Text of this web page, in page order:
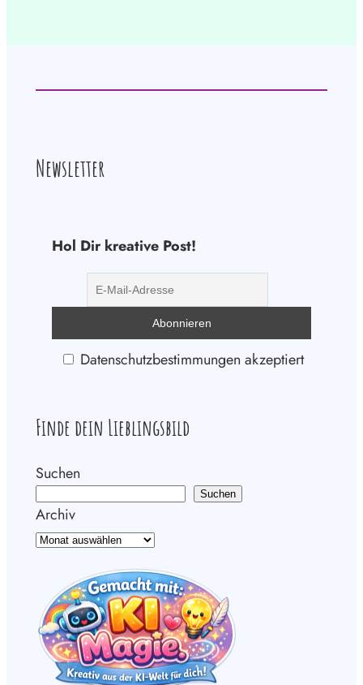
Newsletter
Hol Dir kreative Post!
Datenschutzbestimmungen akzeptiert
Finde dein Lieblingsbild
Suchen
Suchen
Archiv